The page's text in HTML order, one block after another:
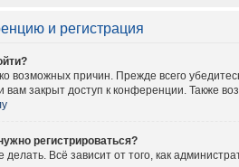
и регистрация
возможных причин. Прежде всего
вам закрыт доступ к конференции. Также
регистрироваться?
делать. Всё зависит от того, как